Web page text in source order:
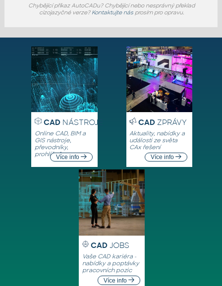
Chybějící příkaz AutoCADu? Chybějící nebo nesprávný překlad
cizojazyčné verze? Kontaktujte násprosím pro opravu.
CADNÁSTROJE
Online CAD, BIM a
GIS nástroje,
převodníky,
prohlížečeVíce info
CADZPRÁVY
Aktuality, nabídky a
události ze světa
CAx řešení
Více info
CAD JOBS
Vaše CAD kariéra -
nabídky a poptávky
pracovních pozic
Více info